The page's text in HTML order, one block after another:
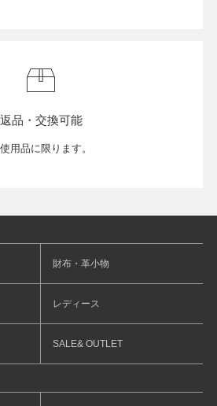
返品・交換可能
用品に限ります。
財布・革小物
レディース
SALE& OUTLET